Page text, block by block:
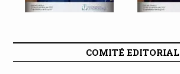
COMITÉ EDITORIAL